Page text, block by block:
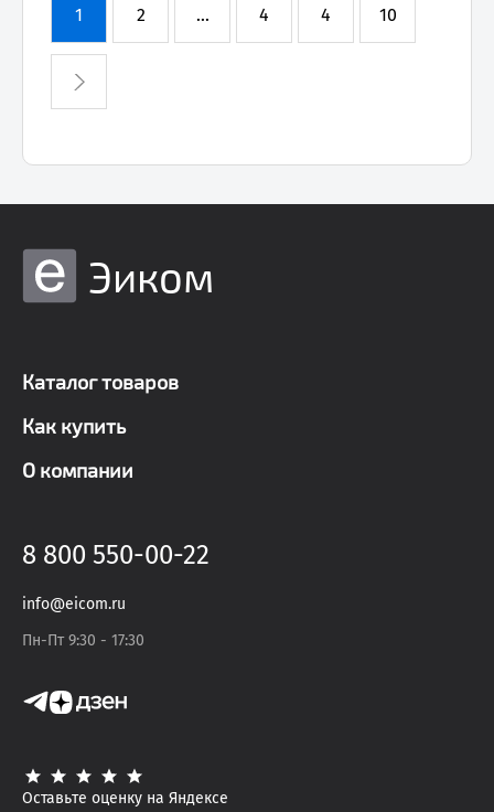
1 2 ... 4 4 10
Эиком
Каталог товаров
Как купить
О компании
8 800 550-00-22
info@eicom.ru
Пн-Пт 9:30 - 17:30
Оставьте оценку на Яндексе